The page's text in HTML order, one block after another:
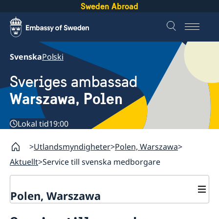
Sweden Abroad
SvenskaPolski
Sveriges ambassad
Warszawa, Polen
Lokal tid19:00
Utlandsmyndigheter Polen, Warszawa
Aktuellt Service till svenska medborgare
Polen, Warszawa